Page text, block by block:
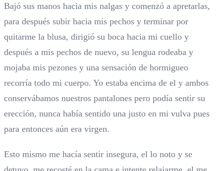
Bajó sus manos hacia mis nalgas y comenzó a apretarlas,
para después subir hacia mis pechos y terminar por
quitarme la blusa, dirigió su boca hacia mi cuello y
después a mis pechos de nuevo, su lengua rodeaba y
mojaba mis pezones y una sensación de hormigueo
recorría todo mi cuerpo. Yo estaba encima de el y ambos
conservábamos nuestros pantalones pero podía sentir su
erección, nunca había sentido una justo en mi vulva pues
para entonces aún era virgen.
Esto mismo me hacía sentir insegura, el lo noto y se